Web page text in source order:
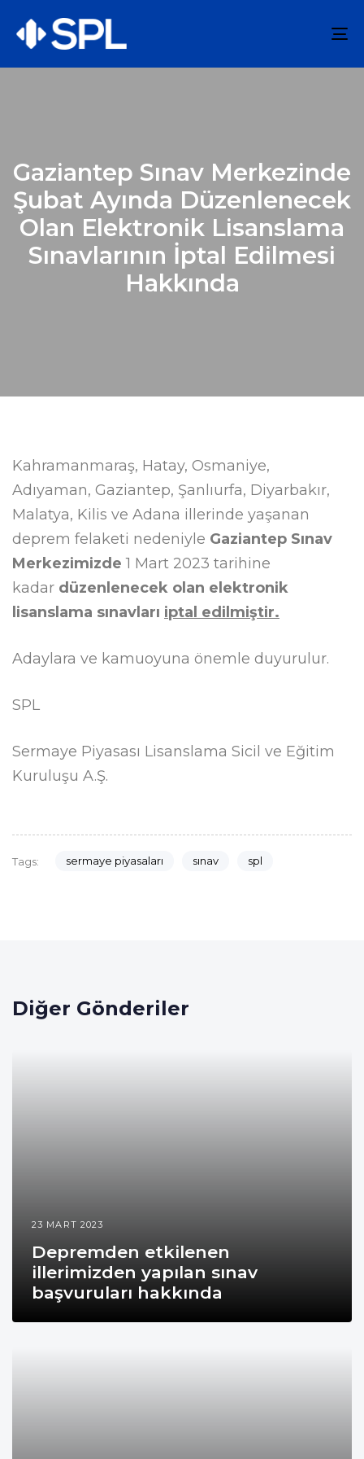
Gaziantep Sınav Merkezinde
Şubat Ayında Düzenlenecek
Olan Elektronik Lisanslama
Sınavlarının İptal Edilmesi
Hakkında
Kahramanmaraş, Hatay, Osmaniye,
Adıyaman, Gaziantep, Şanlıurfa, Diyarbakır,
Malatya, Kilis ve Adana illerinde yaşanan
deprem felaketi nedeniyle Gaziantep Sınav
Merkezimizde1 Mart 2023 tarihine
kadar düzenlenecek olan elektronik
lisanslama sınavları iptal edilmiştir.
Adaylara ve kamuoyuna önemle duyurulur.
SPL
Sermaye Piyasası Lisanslama Sicil ve Eğitim
Kuruluşu A.Ş.
Tags: sermaye piyasaları sınav spl
Diğer Gönderiler
23 MART 2023
Depremden etkilenen
illerimizden yapılan sınav
başvuruları hakkında